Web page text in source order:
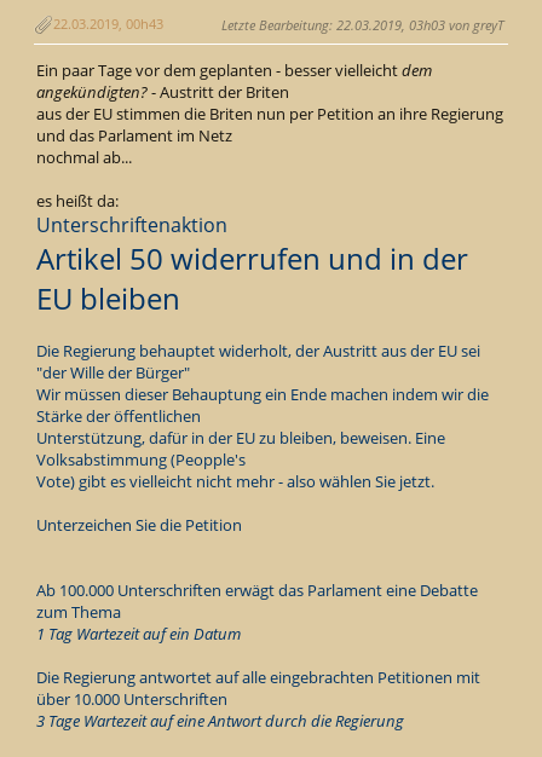
22.03.2019, 00h43 Letzte Bearbeitung: 22.03.2019, 03h03 von greyT
Ein paar Tage vor dem geplanten - besser vielleichtdem
angekündigten?- Austritt der Briten
aus der EU stimmen die Briten nun per Petition an ihre Regierung
und das Parlament im Netz
nochmal ab...
es heißt da:
Unterschriftenaktion
Artikel 50 widerrufen und in der
EU bleiben
Die Regierung behauptet widerholt, der Austritt aus der EU sei
"der Wille der Bürger"
Wir müssen dieser Behauptung ein Ende machen indem wir die
Stärke der öffentlichen
Unterstützung, dafür in der EU zu bleiben, beweisen. Eine
Volksabstimmung (Peopple's
Vote) gibt es vielleicht nicht mehr - also wählen Sie jetzt.
Unterzeichen Sie die Petition
Ab 100.000 Unterschriften erwägt das Parlament eine Debatte
zum Thema
1 Tag Wartezeit auf ein Datum
Die Regierung antwortet auf alle eingebrachten Petitionen mit
über 10.000 Unterschriften
3 Tage Wartezeit auf eine Antwort durch die Regierung